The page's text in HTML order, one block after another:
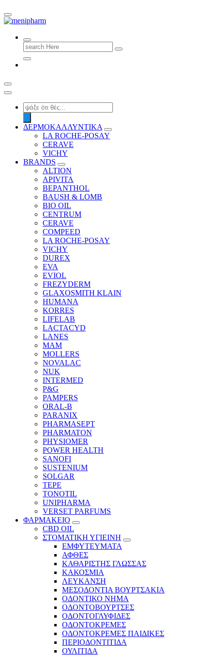
shop 2 easily
Search
for:
Products
search
ΔΕΡΜΟΚΑΛΛΥΝΤΙΚΑ
LA ROCHE-POSAY
CERAVE
VICHY
BRANDS
ALTION
APIVITA
BEPANTHOL
BAUSH & LOMB
BIO OIL
CENTRUM
CERAVE
COMPEED
LA ROCHE-POSAY
VICHY
DUREX
EVA
EVIOL
FREZYDERM
GLAXOSMITH KLAIN
HUMANA
KORRES
LIFELAB
LACTACYD
LANES
MAM
MOLLERS
NOVALAC
NUK
INTERMED
P&G
PAMPERS
ORAL-B
PARANIX
PHARMASEPT
PHARMATON
PHYSIOMER
POWER HEALTH
SANOFI
SUSTENIUM
SOLGAR
TEPE
TONOTIL
UNIPHARMA
VERSET PARFUMS
ΦΑΡΜΑΚΕΙΟ
CBD OIL
ΣΤΟΜΑΤΙΚΗ ΥΓΙΕΙΝΗ
ΕΜΦΥΤΕΥΜΑΤΑ
ΑΦΘΕΣ
ΚΑΘΑΡΙΣΤΗΣ ΓΛΩΣΣΑΣ
ΚΑΚΟΣΜΙΑ
ΛΕΥΚΑΝΣΗ
ΜΕΣΟΔΟΝΤΙΑ ΒΟΥΡΤΣΑΚΙΑ
ΟΔΟΝΤΙΚΟ ΝΗΜΑ
ΟΔΟΝΤΟΒΟΥΡΤΣΕΣ
ΟΔΟΝΤΟΓΛΥΦΙΔΕΣ
ΟΔΟΝΤΟΚΡΕΜΕΣ
ΟΔΟΝΤΟΚΡΕΜΕΣ ΠΑΙΔΙΚΕΣ
ΠΕΡΙΟΔΟΝΤΙΤΙΔΑ
ΟΥΛΙΤΙΔΑ